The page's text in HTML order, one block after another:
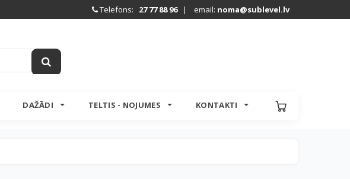
Telefons: 27 77 88 96| email: noma@sublevel.lv
DAŽĀDI TELTIS - NOJUMES KONTAKTI